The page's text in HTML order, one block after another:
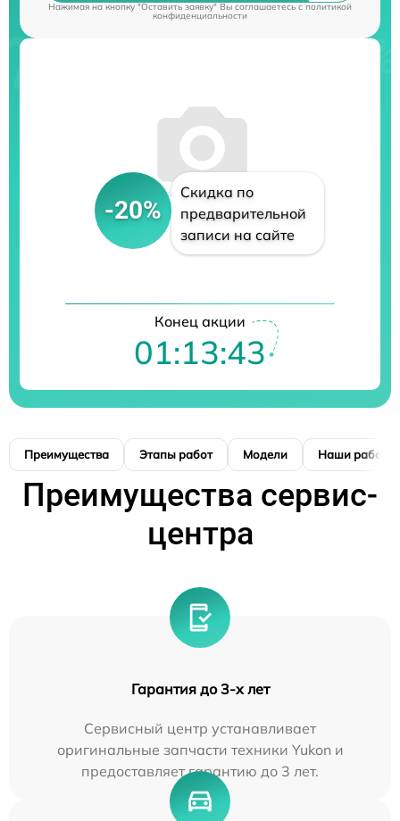
Нажимая на кнопку "Оставить заявку" Вы соглашаетесь cполитикой
конфиденциальности
-20%
Скидка по
предварительной
записи на сайте
Конец акции
01:13:42
Преимущества Этапы работ Модели Наши работы
Преимущества сервис-
центра
Гарантия до 3-х лет
Сервисный центр устанавливает
оригинальные запчасти техники Yukon и
предоставляет гарантию до 3 лет.